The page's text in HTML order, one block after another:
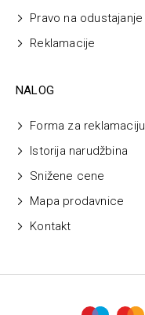
Pravo na odustajanje
Reklamacije
NALOG
Forma za reklamaciju
Istorija narudžbina
Snižene cene
Mapa prodavnice
Kontakt